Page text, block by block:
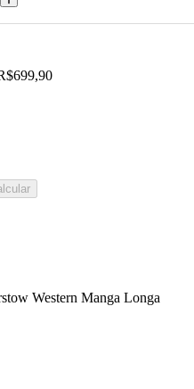
Western Manga Longa